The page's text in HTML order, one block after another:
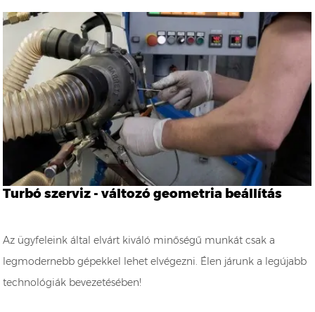
Turbó szerviz - változó geometria beállítás
Az ügyfeleink által elvárt kiváló minőségű munkát csak a
legmodernebb gépekkel lehet elvégezni. Élen járunk a legújabb
technológiák bevezetésében!